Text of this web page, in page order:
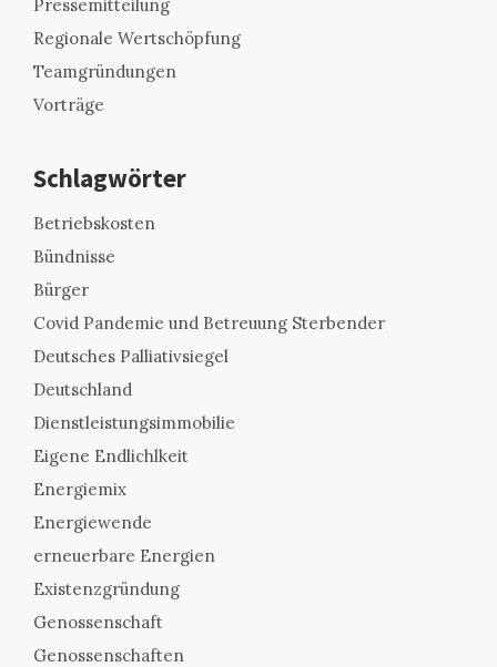
Pressemitteilung
Regionale Wertschöpfung
Teamgründungen
Vorträge
Schlagwörter
Betriebskosten
Bündnisse
Bürger
Covid Pandemie und Betreuung Sterbender
Deutsches Palliativsiegel
Deutschland
Dienstleistungsimmobilie
Eigene Endlichlkeit
Energiemix
Energiewende
erneuerbare Energien
Existenzgründung
Genossenschaft
Genossenschaften